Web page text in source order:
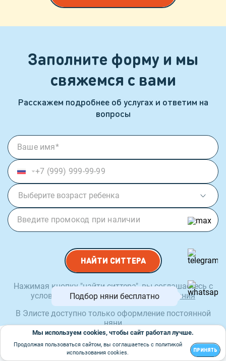
Заполните форму и мы
свяжемся с вами
Расскажем подробнее об услугах и ответим на
вопросы
Выберите возраст ребенка
НАЙТИ СИТТЕРА
Нажимая кнопку "найти ситтера", вы соглашаетесь с
условиями пользовательского соглашения
В Элисте доступно только оформление постоянной
няни
Подбор няни бесплатно
Мы используем cookies, чтобы сайт работал лучше.
Продолжая пользоваться сайтом, вы соглашаетесь с политикой
использования cookies.
ПРИНЯТЬ